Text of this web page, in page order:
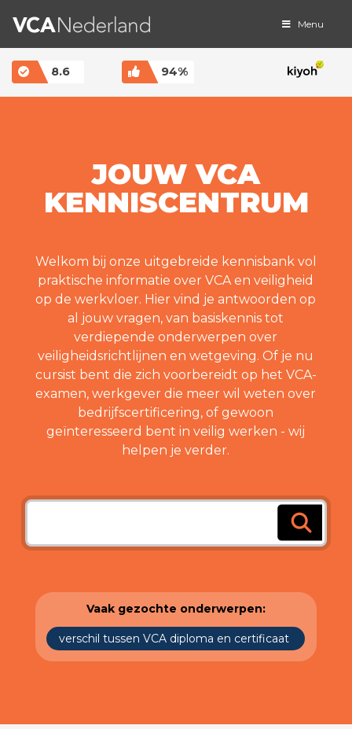
MAIN NAVIGATION Menu
8.6 94%
JOUW VCA
KENNISCENTRUM
Welkom bij onze uitgebreide kennisbank vol
praktische informatie over VCA en veiligheid
op de werkvloer. Hier vind je antwoorden op
al jouw vragen, van basiskennis tot
verdiepende onderwerpen over
veiligheidsrichtlijnen en wetgeving. Of je nu
cursist bent die zich voorbereidt op het VCA-
examen, werkgever die meer wil weten over
bedrijfscertificering, of gewoon
geïnteresseerd bent in veilig werken - wij
helpen je verder.
Vaak gezochte onderwerpen:
verschil tussen VCA diploma en certificaat